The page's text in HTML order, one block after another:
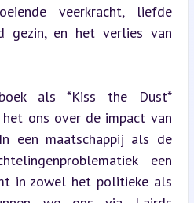
veerkracht, liefde
gezin, en het verlies van
als *Kiss the Dust*
ons over de impact van
een maatschappij als de
een
in zowel het politieke als